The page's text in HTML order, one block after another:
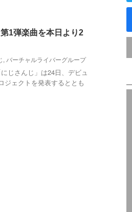
1弾楽曲を本日より2
, バーチャルライバーグループ
じさんじ」は24日、デビュ
ジェクトを発表するととも